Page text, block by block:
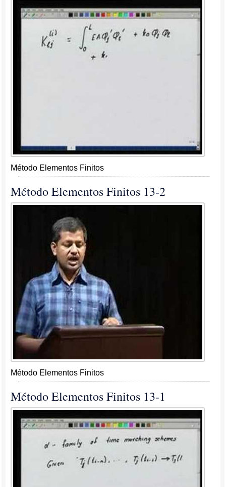
Método Elementos Finitos
Método Elementos Finitos 13-2
Método Elementos Finitos
Método Elementos Finitos 13-1